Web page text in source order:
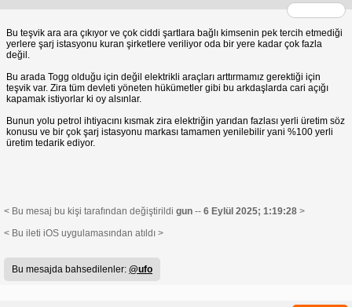
Bu teşvik ara ara çıkıyor ve çok ciddi şartlara bağlı kimsenin pek tercih etmediği
yerlere şarj istasyonu kuran şirketlere veriliyor oda bir yere kadar çok fazla
değil.
Bu arada Togg olduğu için değil elektrikli araçları arttırmamız gerektiği için
teşvik var. Zira tüm devleti yöneten hükümetler gibi bu arkdaşlarda cari açığı
kapamak istiyorlar ki oy alsınlar.
Bunun yolu petrol ihtiyacını kısmak zira elektriğin yarıdan fazlası yerli üretim söz
konusu ve bir çok şarj istasyonu markası tamamen yenilebilir yani %100 yerli
üretim tedarik ediyor.
< Bu mesaj bu kişi tarafından değiştirildi gun -- 6 Eylül 2025; 1:19:28 >
< Bu ileti iOS uygulamasından atıldı >
Bu mesajda bahsedilenler: @ufo